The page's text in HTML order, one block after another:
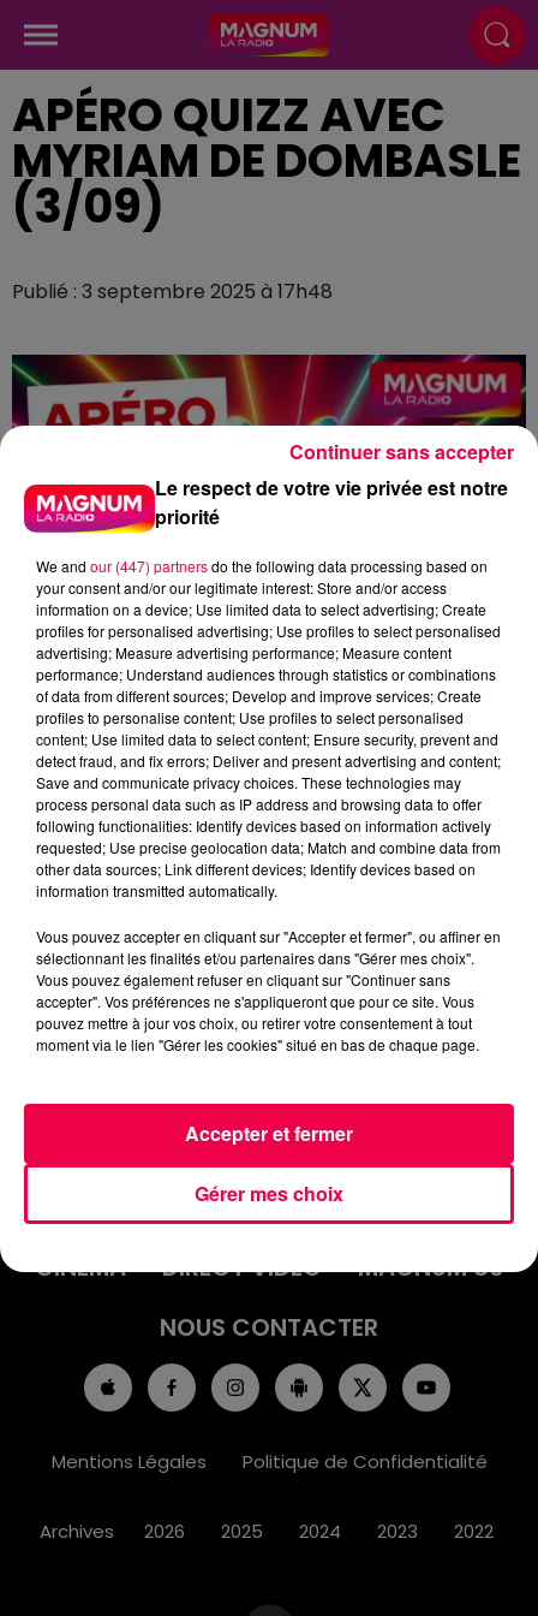
APÉRO QUIZZ AVEC
MYRIAM DE DOMBASLE
(3/09)
Publié : 3 septembre 2025 à 17h48
podcasts/2025/09/20250903-APERO-QUIZZ.mp3
INFOS
EMISSIONS
JEUX
PODCASTS
CINÉMA
DIRECT VIDÉO
MAGNUM 80
NOUS CONTACTER
Mentions Légales Politique de Confidentialité
Archives 2026 2025 2024 2023 2022
Le respect de votre vie privée est notre
priorité
We and our (447) partnersdo the following data processing based on
your consent and/or our legitimate interest: Store and/or access
information on a device; Use limited data to select advertising; Create
profiles for personalised advertising; Use profiles to select personalised
advertising; Measure advertising performance; Measure content
performance; Understand audiences through statistics or combinations
of data from different sources; Develop and improve services; Create
profiles to personalise content; Use profiles to select personalised
content; Use limited data to select content; Ensure security, prevent and
detect fraud, and fix errors; Deliver and present advertising and content;
Save and communicate privacy choices. These technologies may
process personal data such as IP address and browsing data to offer
following functionalities: Identify devices based on information actively
requested; Use precise geolocation data; Match and combine data from
other data sources; Link different devices; Identify devices based on
information transmitted automatically.
Vous pouvez accepter en cliquant sur "Accepter et fermer", ou affiner en
sélectionnant les finalités et/ou partenaires dans "Gérer mes choix".
Vous pouvez également refuser en cliquant sur "Continuer sans
accepter". Vos préférences ne s'appliqueront que pour ce site. Vous
pouvez mettre à jour vos choix, ou retirer votre consentement à tout
moment via le lien "Gérer les cookies" situé en bas de chaque page.
Gérer mes choix
Accepter et fermer
Continuer sans accepter